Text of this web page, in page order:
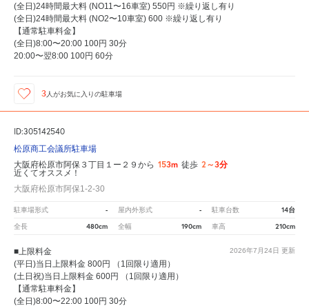
(全日)24時間最大料 (NO11〜16車室) 550円 ※繰り返し有り
(全日)24時間最大料 (NO2〜10車室) 600 ※繰り返し有り
【通常駐車料金】
(全日)8:00〜20:00 100円 30分
20:00〜翌8:00 100円 60分
3人がお気に入りの駐車場
ID:305142540
松原商工会議所駐車場
大阪府松原市阿保３丁目１ー２９から 153m 徒歩 2～3分
近くてオススメ！
大阪府松原市阿保1-2-30
駐車場形式 - 屋内外形式 - 駐車台数 14台
全長 480cm 全幅 190cm 車高 210cm
2026年7月24日 更新
■上限料金
(平日)当日上限料金 800円 （1回限り適用）
(土日祝)当日上限料金 600円 （1回限り適用）
【通常駐車料金】
(全日)8:00〜22:00 100円 30分